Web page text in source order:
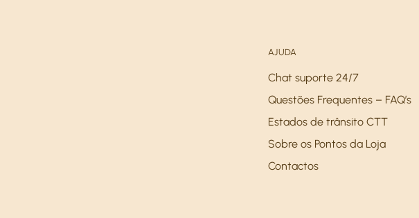
AJUDA
Chat suporte 24/7
Questões Frequentes – FAQ’s
Estados de trânsito CTT
Sobre os Pontos da Loja
Contactos